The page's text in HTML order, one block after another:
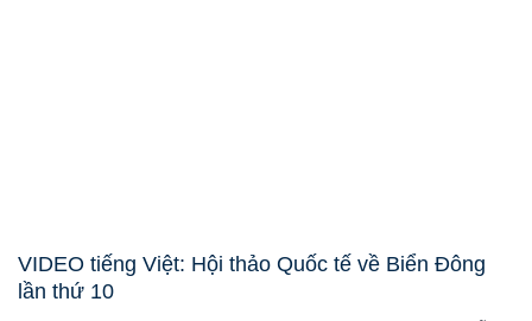
VIDEO tiếng Việt: Hội thảo Quốc tế về Biển Đông
lần thứ 10